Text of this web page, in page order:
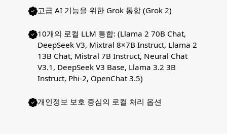
고급 AI 기능을 위한 Grok 통합 (Grok 2)
10개의 로컬 LLM 통합: (Llama 2 70B Chat,
DeepSeek V3, Mixtral 8×7B Instruct, Llama 2
13B Chat, Mistral 7B Instruct, Neural Chat
V3.1, DeepSeek V3 Base, Llama 3.2 3B
Instruct, Phi-2, OpenChat 3.5)
개인정보 보호 중심의 로컬 처리 옵션